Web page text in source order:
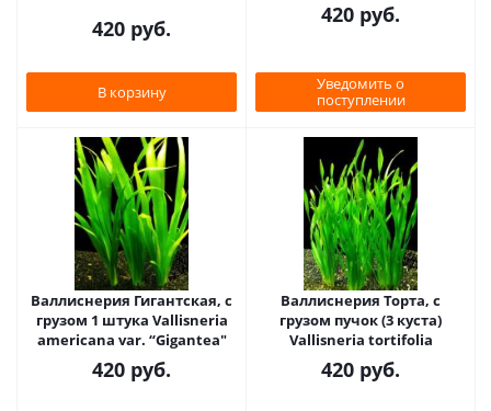
420 руб.
В корзину
420 руб.
Уведомить о
поступлении
Валлиснерия Гигантская, с
грузом 1 штука Vallisneria
americana var. “Gigantea"
420 руб.
Валлиснерия Торта, с
грузом пучок (3 куста)
Vallisneria tortifolia
420 руб.